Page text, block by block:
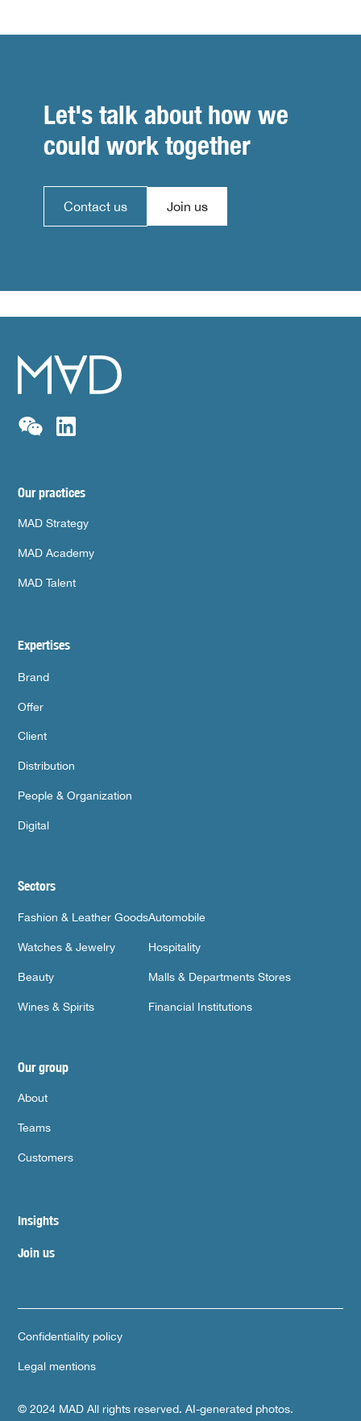
Let's talk about how we
could work together
Contact us Join us
Our practices
MAD Strategy
MAD Academy
MAD Talent
Expertises
Brand
Offer
Client
Distribution
People & Organization
Digital
Sectors
Fashion & Leather Goods
Watches & Jewelry
Beauty
Wines & Spirits
Automobile
Hospitality
Malls & Departments Stores
Financial Institutions
Our group
About
Teams
Customers
Insights
Join us
© 2024 MAD All rights reserved. AI-generated photos.
Confidentiality policy
Legal mentions